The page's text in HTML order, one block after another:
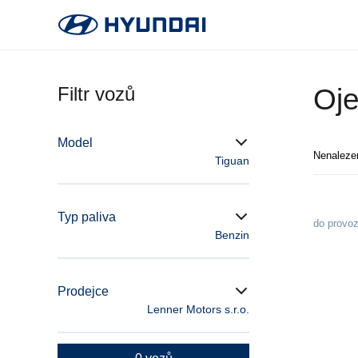
Filtr vozů
Model
Tiguan
Typ paliva
Benzin
Prodejce
Lenner Motors s.r.o.
do